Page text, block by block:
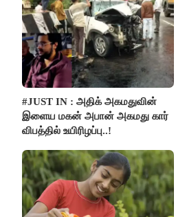
#JUST IN : அதிக் அகமதுவின்
இளைய மகன் அபான் அகமது கார்
விபத்தில் உயிரிழப்பு..!